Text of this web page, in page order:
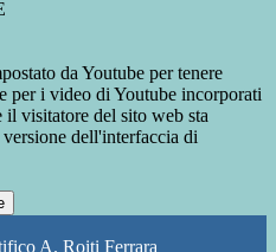
da Youtube per tenere
per i video di Youtube incorporati
il visitatore del sito web sta
dell'interfaccia di
A. Roiti Ferrara